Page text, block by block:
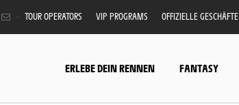
TOUR OPERATORS VIP PROGRAMS OFFIZIELLE GESCHÄFTE
ERLEBE DEIN RENNEN FANTASY